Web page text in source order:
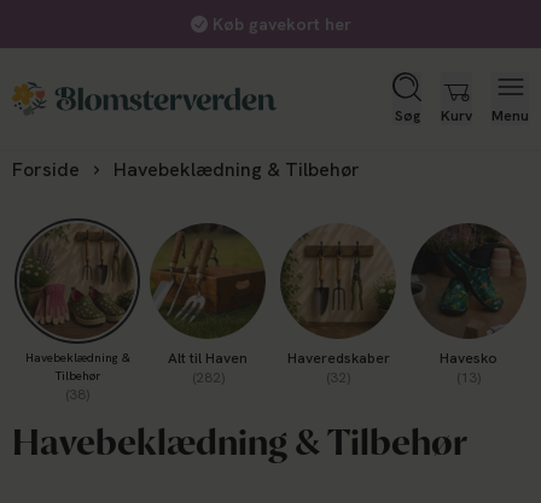
Forudbestil blomsterløg nu - levering til september
Søg Kurv Menu
Forside Havebeklædning & Tilbehør
Havebeklædning &
Tilbehør
(38)
Alt til Haven
(282)
Haveredskaber
(32)
Havesko
(13)
Havebeklædning & Tilbehør